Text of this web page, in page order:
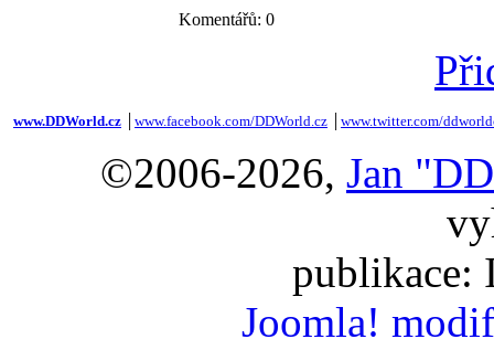
Komentářů: 0
www.DDWorld.cz www.facebook.com/DDWorld.cz www.twitter.com/
©2006-2026, Jan
publikace:
Joomla!